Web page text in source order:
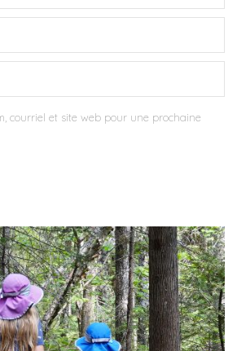
courriel et site web pour une prochaine